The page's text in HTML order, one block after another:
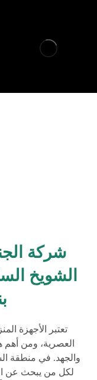
شركة
الشويخ
بنا
تعتبر الأجهزة
العصرية، ومن أهم
والجهد. في منطقة
لكل من يبحث عن